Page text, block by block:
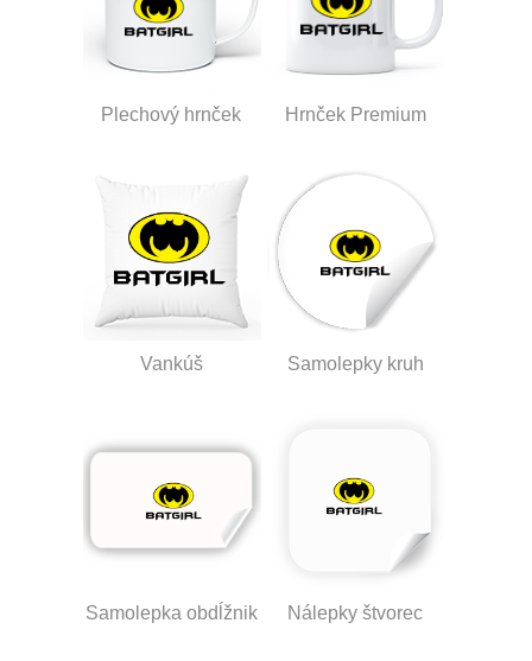
Plechový hrnček Hrnček Premium
Vankúš Samolepky kruh
Samolepka obdĺžnik Nálepky štvorec